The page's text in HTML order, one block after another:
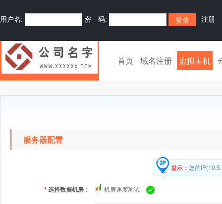
用户名: 密 码: 注册
首页 域名注册 虚拟主机
服务器配置
提示： 您的
*选择数据机房： 机房速度测试